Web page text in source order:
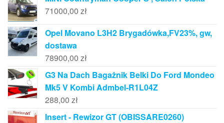
71000,00 zł
Opel Movano L3H2 Brygadówka,FV23%, gw,
dostawa
78900,00 zł
G3 Na Dach Bagażnik Belki Do Ford Mondeo
Mk5 V Kombi Admbel-R1L04Z
288,00 zł
Insert - Rewizor GT (OBISSARE0260)